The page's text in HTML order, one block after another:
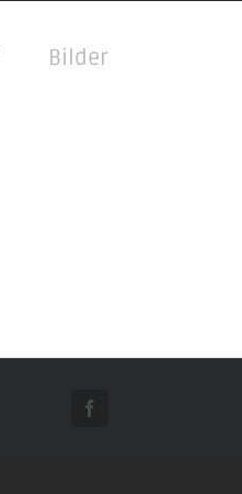
Bilder
Facebook